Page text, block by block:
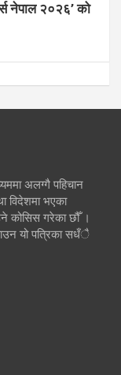
नेपाल २०२६’ को
अलग्गै पहिचान
विदेशमा भएका
कोसिस गरेका छौँ ।
यो पत्रिका सधँै